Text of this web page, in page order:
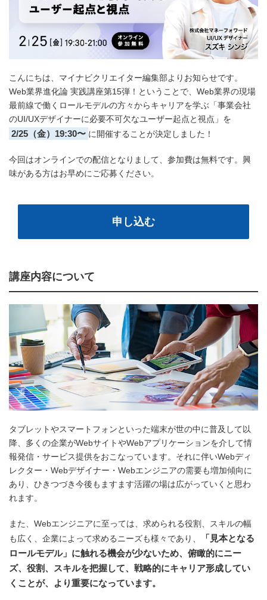
こんにちは、マイナビクリエイター編集部よりお知らせです。
Web業界進化論 実践講座第15弾！ということで、Web業界の現場
最前線で働くロールモデルの方々からキャリアを学ぶ「事業会社
のUI/UXデザイナーに必要不可欠なユーザー起点と視点」を
2/25（金）19:30〜 に開催することが決定しました！
今回はオンラインでの配信となりまして、参加費は無料です。興
味がある方はお早めにご応募ください。
申し込む
講座内容について
タブレットやスマートフォンといった端末が世の中に普及して以
降、多くの企業がWebサイトやWebアプリケーションを介して情
報発信・サービス提供をおこなっています。それに伴いWebディ
レクター・Webデザイナー・Webエンジニアの需要も増加傾向に
あり、ひきつづき今後もますます活躍の場は広がっていくと思わ
れます。
また、Webエンジニアに至っては、求められる役割、スキルの幅
も広く、企業によって求めるニーズも様々であり、
「見本となる
ロールモデル」に触れる機会が少ないため、俯瞰的にニー
ズ、役割、スキルを把握して、戦略的にキャリア形成してい
くことが、より重要になっています。